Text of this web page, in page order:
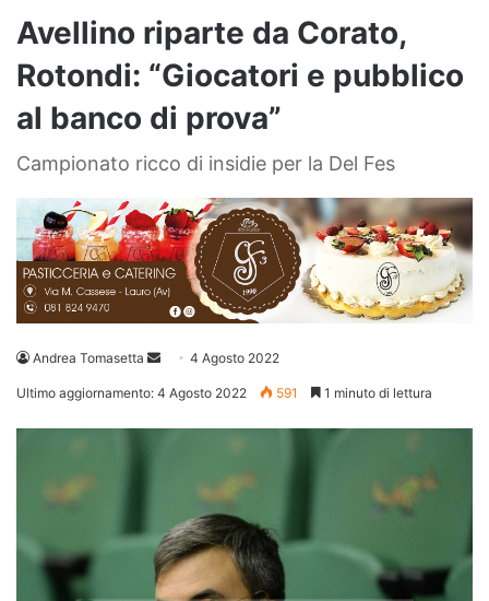
Avellino riparte da Corato,
Rotondi: “Giocatori e pubblico
al banco di prova”
Campionato ricco di insidie per la Del Fes
Andrea Tomasetta
Invia 4 Agosto 2022
Ultimo aggiornamento: 4 Agosto 2022 591 1 minuto di lettura